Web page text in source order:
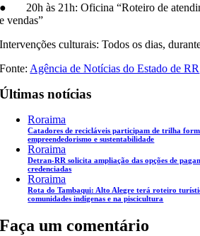
● 20h às 21h: Oficina “Roteiro de
e vendas”
Intervenções culturais: Todos os dias,
Fonte: Agência de Notícias do Estado de RR
Últimas notícias
Roraima
Catadores de recicláveis participam de trilha
empreendedorismo e sustentabilidade
Roraima
Detran-RR solicita ampliação das opções de
credenciadas
Roraima
Rota do Tambaqui: Alto Alegre terá roteiro
comunidades indígenas e na piscicultura
Faça um comentário